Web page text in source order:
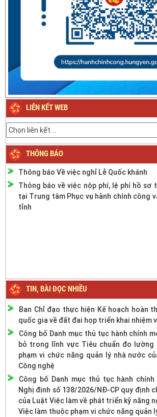
LIÊN KẾT WEB
THÔNG BÁO
Thông báo về việc nghỉ Tết Nguyên đán
Thông báo về việc nghỉ Tết Nguyên
2024
Thông báo Lịch nghỉ Lễ Quốc khánh ngày
Thông báo phân cấp công tác đăng
thông cơ giới đường bộ
Thông báo thời gian làm việc mùa hè năm
Thông báo Về việc nghỉ Lễ Quốc khánh
Thông báo về việc nộp phí, lệ phí hồ sơ
tại Trung tâm Phục vụ hành chính công
tỉnh
TIN, BÀI ĐỌC NHIỀU
Ban Chỉ đạo thực hiện Kế hoạch hoàn
quốc gia về đất đai họp triển khai nhiệm
Công bố Danh mục thủ tục hành chính
bỏ trong lĩnh vực Tiêu chuẩn đo
phạm vi chức năng quản lý nhà nước
Công nghệ
Công bố Danh mục thủ tục hành
Nghị định số 138/2026/NĐ-CP quy định
của Luật Việc làm về phát triển kỹ năng
Việc làm thuộc phạm vi chức năng quản